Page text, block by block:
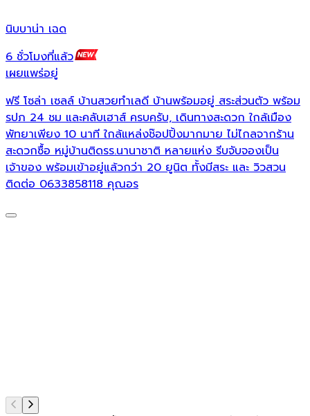
นิบบาน่า เฉด
6 ชั่วโมงที่แล้ว
เผยแพร่อยู่
ฟรี โซล่า เซลล์ บ้านสวยทำเลดี บ้านพร้อมอยู่ สระส่วนตัว พร้อม
รปภ 24 ชม และคลับเฮาส์ ครบครับ, เดินทางสะดวก ใกล้เมือง
พัทยาเพียง 10 นาที ใกล้แหล่งช๊อปปิ้งมากมาย ไม่ไกลจากร้าน
สะดวกซื้อ หมู่บ้านติดรร.นานาชาติ หลายแห่ง รีบจับจองเป็น
เจ้าของ พร้อมเข้าอยู่แล้วกว่า 20 ยูนิต ทั้งมีสระ และ วิวสวน
ติดต่อ 0633858118 คุณอร